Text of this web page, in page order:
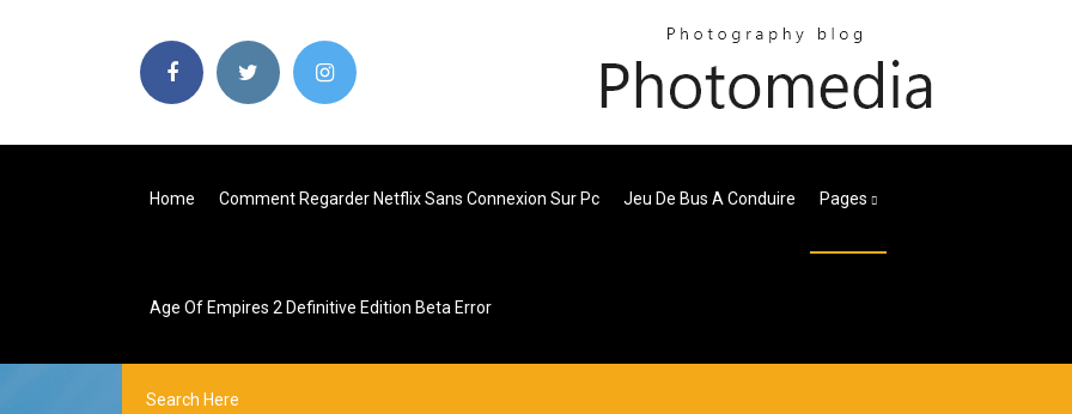
Home Comment Regarder Netflix Sans Connexion Sur Pc Jeu De Bus A Conduire Pages
Age Of Empires 2 Definitive Edition Beta Error